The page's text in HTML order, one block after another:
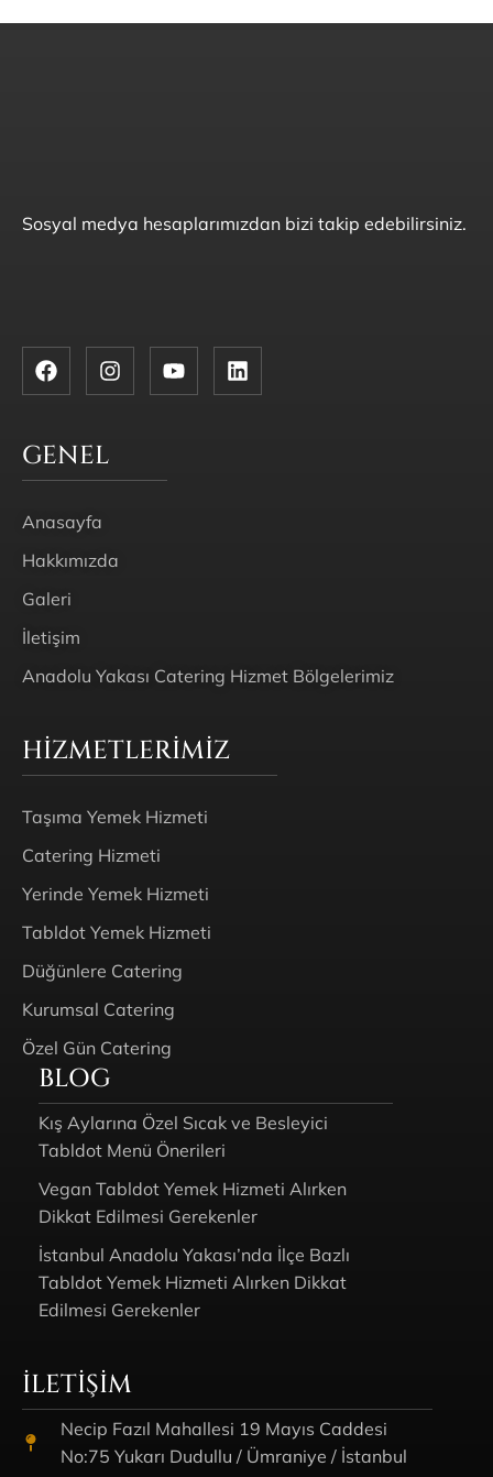
Sosyal medya hesaplarımızdan bizi takip edebilirsiniz.
GENEL
Anasayfa
Hakkımızda
Galeri
İletişim
Anadolu Yakası Catering Hizmet Bölgelerimiz
HIZMETLERIMIZ
Taşıma Yemek Hizmeti
Catering Hizmeti
Yerinde Yemek Hizmeti
Tabldot Yemek Hizmeti
Düğünlere Catering
Kurumsal Catering
Özel Gün Catering
BLOG
Kış Aylarına Özel Sıcak ve Besleyici
Tabldot Menü Önerileri
Vegan Tabldot Yemek Hizmeti Alırken
Dikkat Edilmesi Gerekenler
İstanbul Anadolu Yakası’nda İlçe Bazlı
Tabldot Yemek Hizmeti Alırken Dikkat
Edilmesi Gerekenler
İLETIŞIM
Necip Fazıl Mahallesi 19 Mayıs Caddesi
No:75 Yukarı Dudullu / Ümraniye / İstanbul